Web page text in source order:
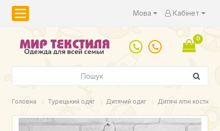
Мова Кабінет
0
Головна Турецький одяг Дитячий одяг Дитячі літні